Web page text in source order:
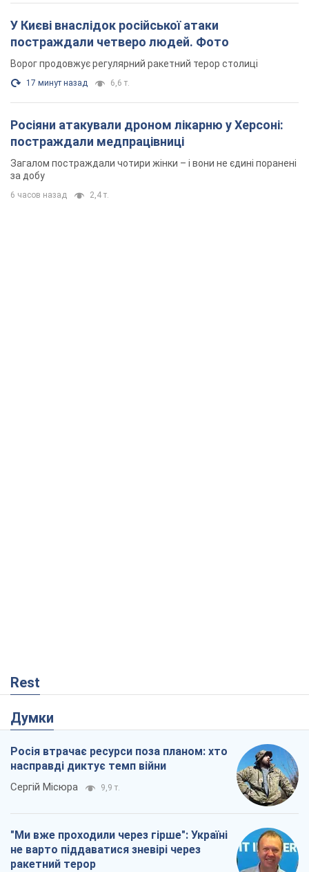
У Києві внаслідок російської атаки
постраждали четверо людей. Фото
Ворог продовжує регулярний ракетний терор столиці
17 минут назад 6,6 т.
Росіяни атакували дроном лікарню у Херсоні:
постраждали медпрацівниці
Загалом постраждали чотири жінки – і вони не єдині поранені
за добу
6 часов назад 2,4 т.
Rest
Думки
Росія втрачає ресурси поза планом: хто
насправді диктує темп війни
Сергій Місюра 9,9 т.
"Ми вже проходили через гірше": Україні
не варто піддаватися зневірі через
ракетний терор